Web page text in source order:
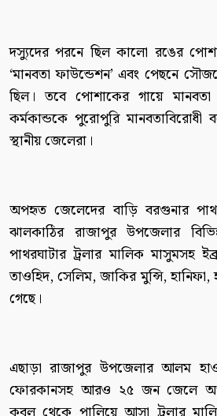
দস্যুদের পরনে ছিল কালো রঙের
‘মানবতা ফাউন্ডেশন’ এবং পেছনে
ছিল। তবে পোশাকের গায়ে
কর্মকান্ডকে পুরোপুরি
স্থানীয় জেলেরা।
অপহৃত জেলেদের বাড়ি বরগুনার
ঝালকাঠির রাজাপুর উপজেলার
পাথরঘাটার ট্রলার মালিক মাসুমসহ
তাওহিদ, সেলিম, জাকির মুন্সি,
গেছে।
এছাড়া রাজাপুর উপজেলার আলম
ফোরকানসহ আরও ২৫ জন জেলে